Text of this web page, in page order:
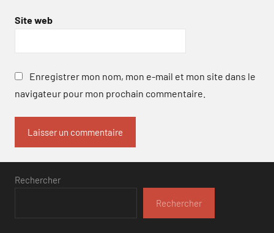
Site web
Enregistrer mon nom, mon e-mail et mon site dans le
navigateur pour mon prochain commentaire.
Rechercher
Rechercher